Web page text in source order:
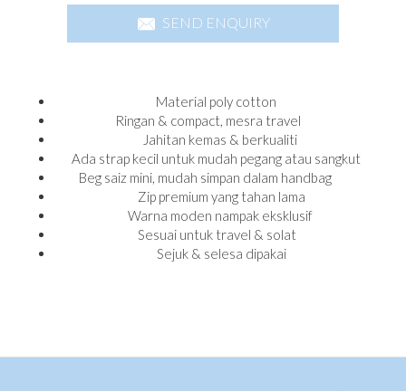
SEND ENQUIRY
Material poly cotton
Ringan & compact, mesra travel
Jahitan kemas & berkualiti
Ada strap kecil untuk mudah pegang atau sangkut
Beg saiz mini, mudah simpan dalam handbag
Zip premium yang tahan lama
Warna moden nampak eksklusif
Sesuai untuk travel & solat
Sejuk & selesa dipakai